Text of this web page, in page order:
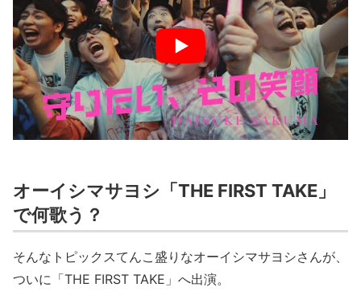
オーイシマサヨシ「THE FIRST TAKE」
で何歌う？
そんなトピックスてんこ盛りなオーイシマサヨシさんが、
ついに「THE FIRST TAKE」へ出演。